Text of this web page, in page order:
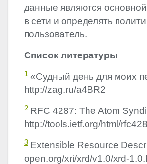
данные являются
в сети и определять
пользователь.
Список литературы
1 «Судный день для моих
http://zag.ru/a4BR2
2 RFC 4287: The Atom
http://tools.ietf.org/html/
3 Extensible Resource
open.org/xri/xrd/v1.0/xrd-